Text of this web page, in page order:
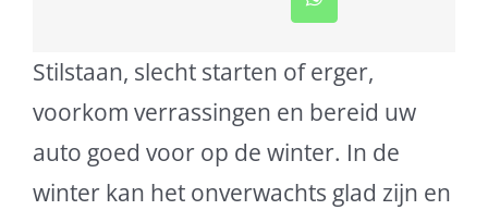
Stilstaan, slecht starten of erger,
voorkom verrassingen en bereid uw
auto goed voor op de winter. In de
winter kan het onverwachts glad zijn en